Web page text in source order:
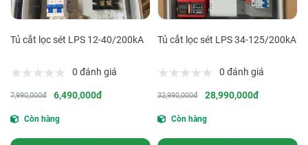
Tủ cắt lọc sét LPS 12-40/200kA
0 đánh giá
7,990,000đ 6,490,000đ
Còn hàng
Tủ cắt lọc sét LPS 34-125/200kA
0 đánh giá
32,990,000đ 28,990,000đ
Còn hàng